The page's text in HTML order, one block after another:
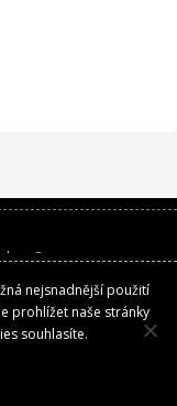
©
nejsnadnější použití
prohlížet naše stránky
souhlasíte.